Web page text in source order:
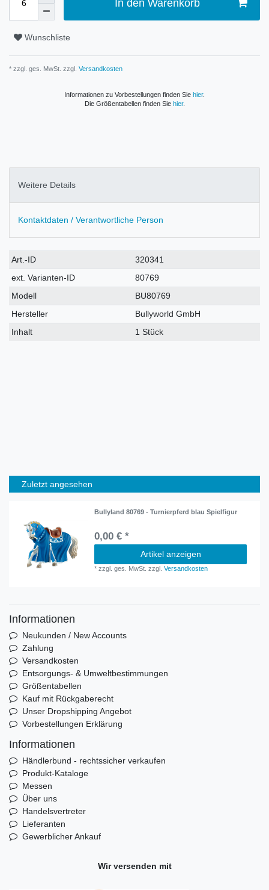
In den Warenkorb
Wunschliste
* zzgl. ges. MwSt. zzgl. Versandkosten
Informationen zu Vorbestellungen finden Sie hier.
Die Größentabellen finden Sie hier.
Weitere Details
Kontaktdaten / Verantwortliche Person
Technisches
Merkmal
Wert
Art.-ID
320341
ext. Varianten-ID
80769
Modell
BU80769
Hersteller
Bullyworld GmbH
Inhalt
1 Stück
Zuletzt angesehen
Bullyland 80769 - Turnierpferd blau Spielfigur
0,00 € *
Artikel anzeigen
*zzgl. ges. MwSt. zzgl.Versandkosten
Informationen
Neukunden / New Accounts
Zahlung
Versandkosten
Entsorgungs- & Umweltbestimmungen
Größentabellen
Kauf mit Rückgaberecht
Unser Dropshipping Angebot
Vorbestellungen Erklärung
Informationen
Händlerbund - rechtssicher verkaufen
Produkt-Kataloge
Messen
Über uns
Handelsvertreter
Lieferanten
Gewerblicher Ankauf
Wir versenden mit